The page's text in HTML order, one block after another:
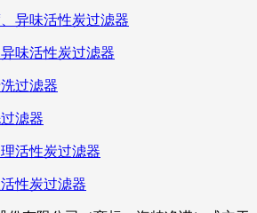
味活性炭过滤器
滤器
性炭过滤器